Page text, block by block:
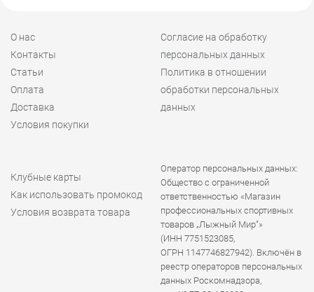
О нас
Контакты
Статьи
Оплата
Доставка
Условия покупки
Согласие на обработку
персональных данных
Политика в отношении
обработки персональных
данных
Клубные карты
Как использовать промокод
Условия возврата товара
Оператор персональных данных:
Общество с ограниченной
ответственностью «Магазин
профессиональных спортивных
товаров „Лыжный Мир“»
(ИНН 7751523085,
ОГРН 1147746827942). Включён в
реестр операторов персональных
данных Роскомнадзора,